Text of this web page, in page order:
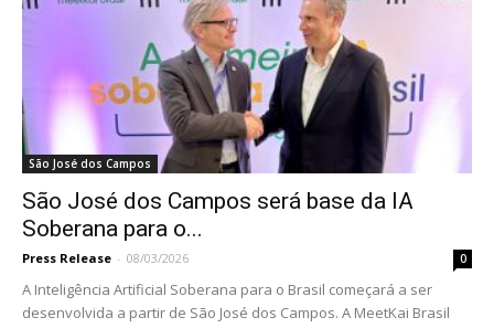
São José dos Campos
São José dos Campos será base da IA
Soberana para o...
Press Release - 08/03/2026 0
A Inteligência Artificial Soberana para o Brasil começará a ser
desenvolvida a partir de São José dos Campos. A MeetKai Brasil